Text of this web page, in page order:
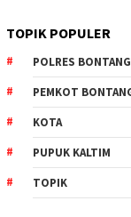
TOPIK POPULER
POLRES BONTANG
PEMKOT
KOTA
PUPUK KALTIM
TOPIK